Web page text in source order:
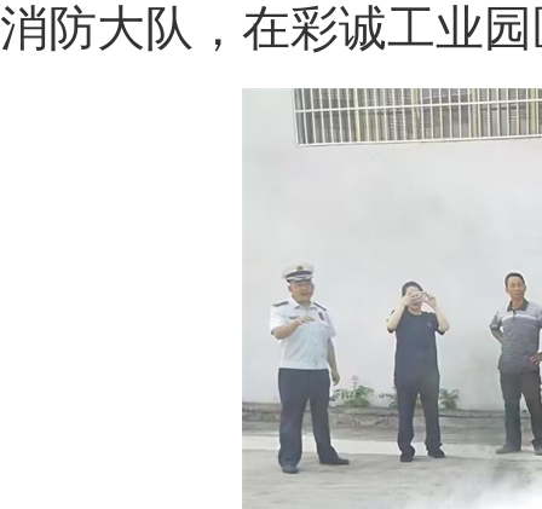
消防大队，在彩诚工业